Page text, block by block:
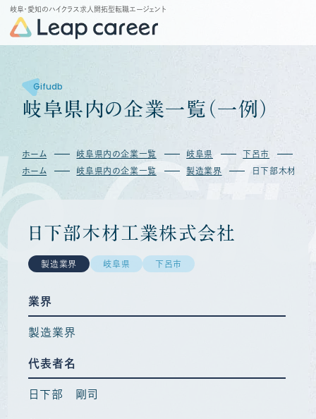
岐阜・愛知のハイクラス求人開拓型転職エージェント
Gifudb
岐阜県 内の企業一覧 （ 一例 ）
ホーム 岐阜県内の企業一覧 岐阜県 下呂市
ホーム
岐阜県内の企業一覧 製造業界 日下部木材工
日下部木材工業株式会社
製造業界 岐阜県 下呂市
業界
製造業界
代表者名
日下部 剛司